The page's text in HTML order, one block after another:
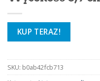
KUP TERAZ!
SKU: b0ab42fcb713